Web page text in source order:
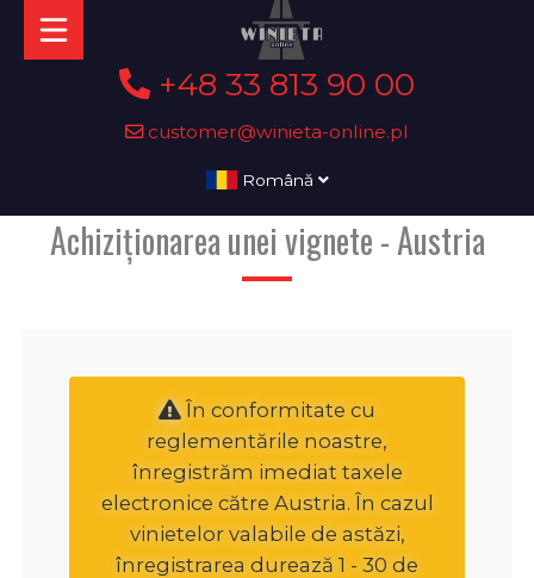
+48 33 813 90 00
customer@winieta-online.pl
Română
Achiziționarea unei vignete - Austria
În conformitate cu
reglementările noastre,
înregistrăm imediat taxele
electronice către Austria. În cazul
vinietelor valabile de astăzi,
înregistrarea durează 1 - 30 de